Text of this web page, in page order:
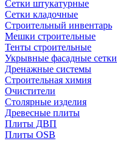
Сетки штукатурные
Сетки кладочные
Строительный инвентарь
Мешки строительные
Тенты строительные
Укрывные фасадные сетки
Дренажные системы
Строительная химия
Очистители
Столярные изделия
Древесные плиты
Плиты ДВП
Плиты OSB